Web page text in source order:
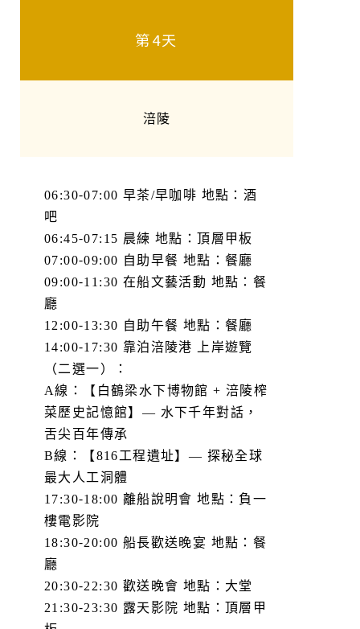
第4天
涪陵
06:30-07:00 早茶/早咖啡 地點：酒
吧
06:45-07:15 晨練 地點：頂層甲板
07:00-09:00 自助早餐 地點：餐廳
09:00-11:30 在船文藝活動 地點：餐
廳
12:00-13:30 自助午餐 地點：餐廳
14:00-17:30 靠泊涪陵港 上岸遊覽
（二選一）：
A線：【白鶴梁水下博物館 + 涪陵榨
菜歷史記憶館】— 水下千年對話，
舌尖百年傳承
B線：【816工程遺址】— 探秘全球
最大人工洞體
17:30-18:00 離船說明會 地點：負一
樓電影院
18:30-20:00 船長歡送晚宴 地點：餐
廳
20:30-22:30 歡送晚會 地點：大堂
21:30-23:30 露天影院 地點：頂層甲